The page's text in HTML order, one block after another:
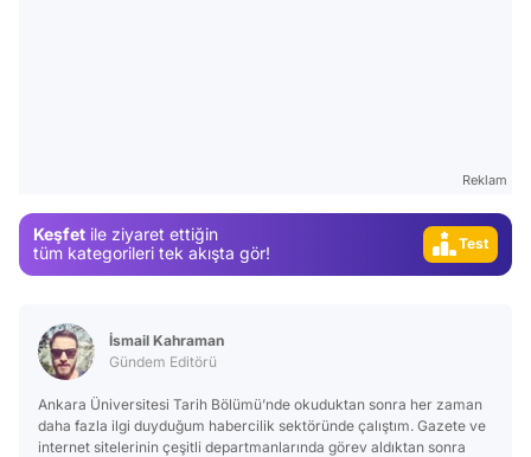
Reklam
Keşfet ile ziyaret ettiğin
tüm kategorileri tek akışta gör!
Test
İsmail Kahraman
Gündem Editörü
Ankara Üniversitesi Tarih Bölümü’nde okuduktan sonra her zaman
daha fazla ilgi duyduğum habercilik sektöründe çalıştım. Gazete ve
internet sitelerinin çeşitli departmanlarında görev aldıktan sonra